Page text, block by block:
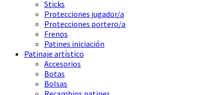
Sticks
Protecciones jugador/a
Protecciones portero/a
Frenos
Patines iniciación
Patinaje artístico
Accesorios
Botas
Bolsas